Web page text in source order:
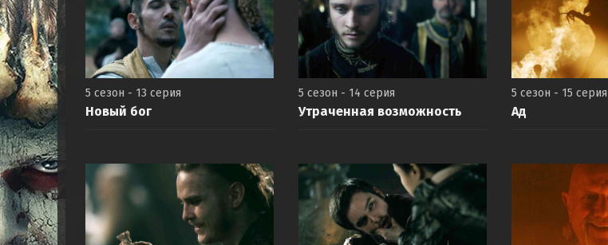
5 сезон - 13 серия
Новый бог
5 сезон - 14 серия
Утраченная возможность
5 сезон - 15 серия
Ад